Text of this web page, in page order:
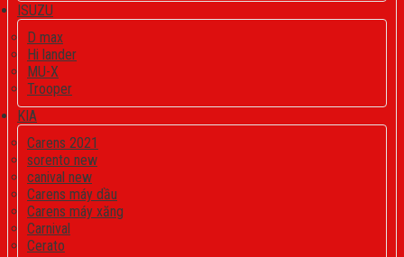
ISUZU
D max
Hi lander
MU-X
Trooper
KIA
Carens 2021
sorento new
canival new
Carens máy dầu
Carens máy xăng
Carnival
Cerato